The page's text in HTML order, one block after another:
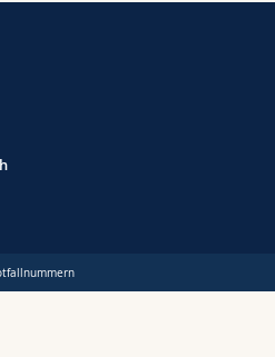
Fak.
Fak.
Bildungswissenschaften